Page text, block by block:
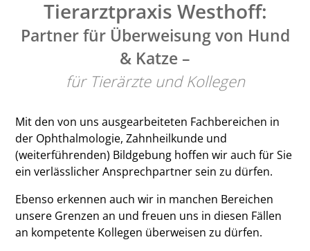
Tierarztpraxis Westhoff:
Partner für Überweisung von Hund
& Katze –
für Tierärzte und Kollegen
Mit den von uns ausgearbeiteten Fachbereichen in
der Ophthalmologie, Zahnheilkunde und
(weiterführenden) Bildgebung hoffen wir auch für Sie
ein verlässlicher Ansprechpartner sein zu dürfen.
Ebenso erkennen auch wir in manchen Bereichen
unsere Grenzen an und freuen uns in diesen Fällen
an kompetente Kollegen überweisen zu dürfen.